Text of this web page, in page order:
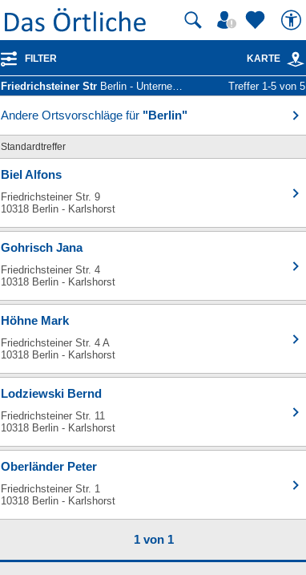
FILTER KARTE
Friedrichsteiner Str Berlin - Unternehmen und Personen Treffer 1-5 von 5
Andere Ortsvorschläge für "Berlin"
Standardtreffer
Biel Alfons
Friedrichsteiner Str. 9
10318 Berlin - Karlshorst
Gohrisch Jana
Friedrichsteiner Str. 4
10318 Berlin - Karlshorst
Höhne Mark
Friedrichsteiner Str. 4 A
10318 Berlin - Karlshorst
Lodziewski Bernd
Friedrichsteiner Str. 11
10318 Berlin - Karlshorst
Oberländer Peter
Friedrichsteiner Str. 1
10318 Berlin - Karlshorst
1 von 1